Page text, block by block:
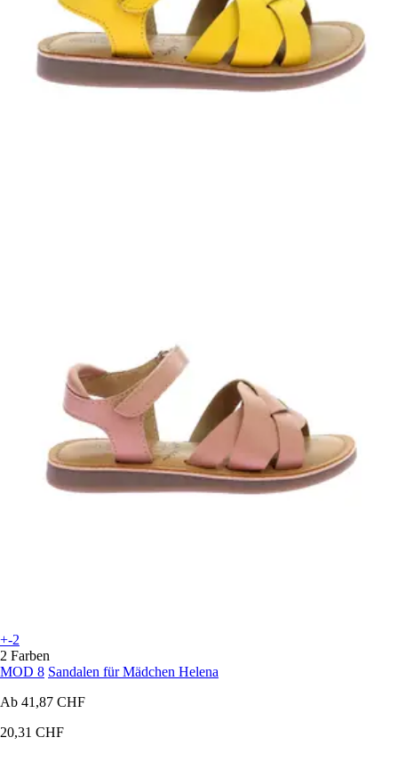
+-2
2 Farben
MOD 8 Sandalen für Mädchen Helena
Ab 41,87 CHF
20,31 CHF